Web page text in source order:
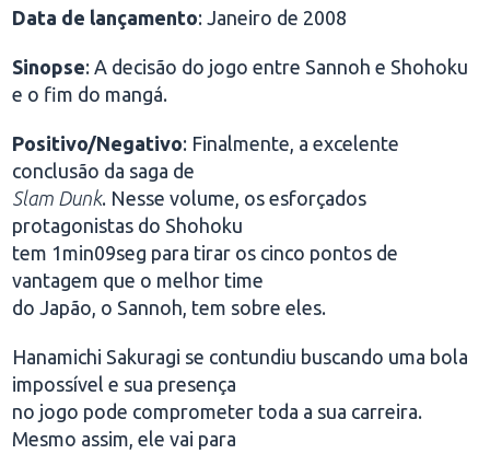
Data de lançamento: Janeiro de 2008
Sinopse: A decisão do jogo entre Sannoh e Shohoku
e o fim do mangá.
Positivo/Negativo: Finalmente, a excelente
conclusão da saga de
Slam Dunk. Nesse volume, os esforçados
protagonistas do Shohoku
tem 1min09seg para tirar os cinco pontos de
vantagem que o melhor time
do Japão, o Sannoh, tem sobre eles.
Hanamichi Sakuragi se contundiu buscando uma bola
impossível e sua presença
no jogo pode comprometer toda a sua carreira.
Mesmo assim, ele vai para